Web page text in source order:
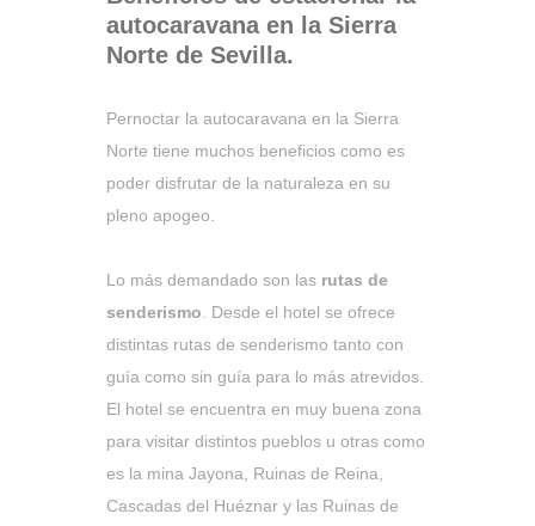
autocaravana en la Sierra
Norte de Sevilla.
Pernoctar la autocaravana en la Sierra
Norte tiene muchos beneficios como es
poder disfrutar de la naturaleza en su
pleno apogeo.
Lo más demandado son las rutas de
senderismo . Desde el hotel se ofrece
distintas rutas de senderismo tanto con
guía como sin guía para lo más atrevidos.
El hotel se encuentra en muy buena zona
para visitar distintos pueblos u otras como
es la mina Jayona, Ruinas de Reina,
Cascadas del Huéznar y las Ruinas de